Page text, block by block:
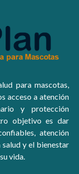
para mascotas,
acceso a atención
y protección
objetivo es dar
atención
y el bienestar
vida.